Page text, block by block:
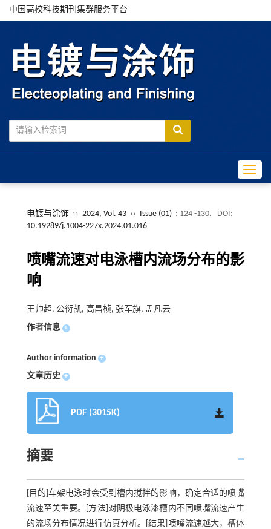
中国高校科技期刊集群服务平台
电镀与涂饰 ›› 2024, Vol. 43 ›› Issue (01) : 124 -130.
DOI:
10.19289/j.1004-227x.2024.01.016
喷嘴流速对电泳槽内流场分布的影
响
王帅超, 公衍凯, 高昌桢, 张军旗, 孟凡云
作者信息 +
Author information +
文章历史 +
PDF (3015K)
摘要
[目的]车架电泳时会受到槽内搅拌的影响，确定合适的喷嘴
流速至关重要。[方法]对阴极电泳漆槽内不同喷嘴流速产生
的流场分布情况进行仿真分析。[结果]喷嘴流速越大，槽体